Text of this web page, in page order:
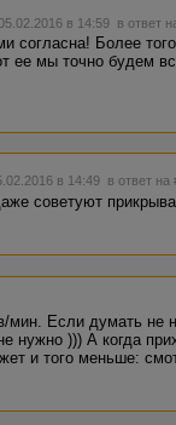
в 14:59 в ответ
согласна! Более
ее мы точно будем
в 14:49 в ответ на
советуют
мин. Если думать не
нужно ))) А когда
и того меньше: